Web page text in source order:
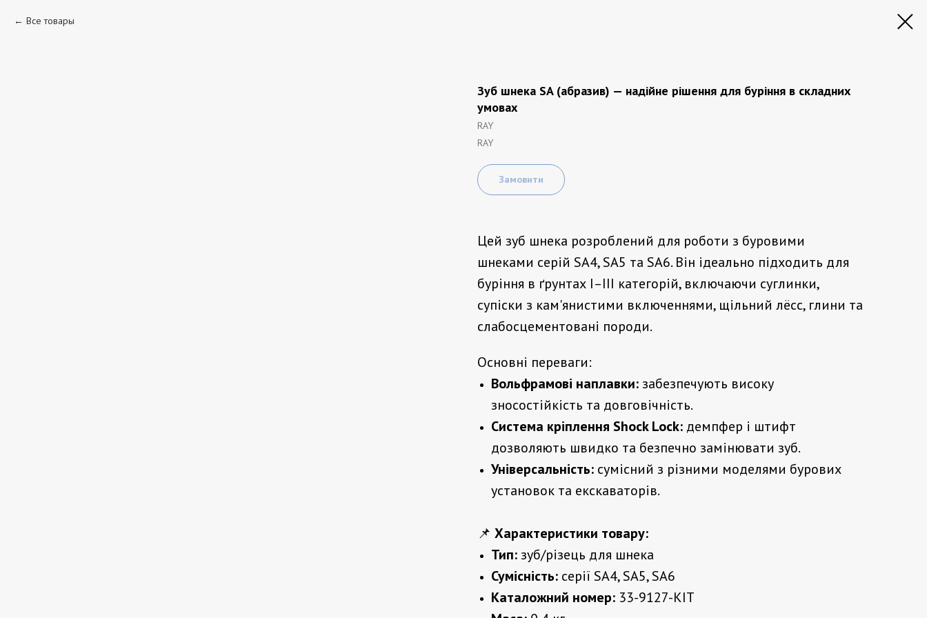
Все товары
Зуб шнека SA (абразив) — надійне рішення для буріння в складних
умовах
RAY
RAY
Замовити
Цей зуб шнека розроблений для роботи з буровими
шнеками серій SA4, SA5 та SA6. Він ідеально підходить для
буріння в ґрунтах I–III категорій, включаючи суглинки,
супіски з кам'янистими включеннями, щільний лёсс, глини та
слабосцементовані породи.
Основні переваги:
Вольфрамові наплавки: забезпечують високу
зносостійкість та довговічність.
Система кріплення Shock Lock: демпфер і штифт
дозволяють швидко та безпечно замінювати зуб.
Універсальність: сумісний з різними моделями бурових
установок та екскаваторів.
📌 Характеристики товару:
Тип: зуб/різець для шнека
Сумісність: серії SA4, SA5, SA6
Каталожний номер: 33-9127-KIT